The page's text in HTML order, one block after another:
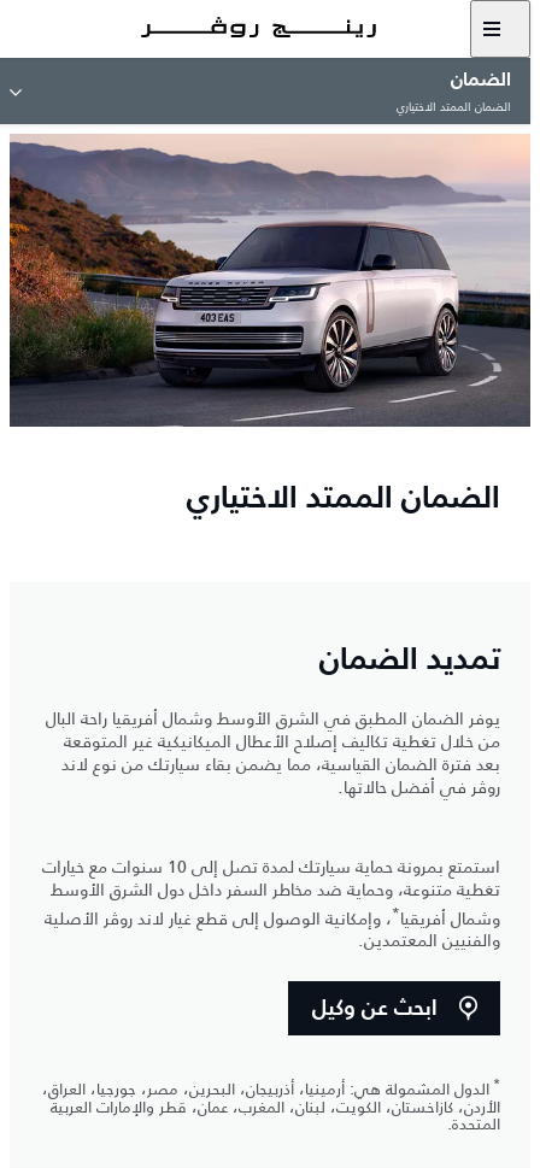
الضمان
الضمان الممتد الاختياري
الضمان الممتد الاختياري
تمديد الضمان
يوفر الضمان المطبق في الشرق الأوسط وشمال أفريقيا راحة البال
من خلال تغطية تكاليف إصلاح الأعطال الميكانيكية غير المتوقعة
بعد فترة الضمان القياسية، مما يضمن بقاء سيارتك من نوع لاند
روڤر في أفضل حالاتها.
استمتع بمرونة حماية سيارتك لمدة تصل إلى 10 سنوات مع خيارات
تغطية متنوعة، وحماية ضد مخاطر السفر داخل دول الشرق الأوسط
وشمال أفريقيا*، وإمكانية الوصول إلى قطع غيار لاند روڤر الأصلية
والفنيين المعتمدين.
ابحث عن وكيل
* الدول المشمولة هي: أرمينيا، أذربيجان، البحرين، مصر، جورجيا، العراق،
الأردن، كازاخستان، الكويت، لبنان، المغرب، عمان، قطر والإمارات العربية
المتحدة.